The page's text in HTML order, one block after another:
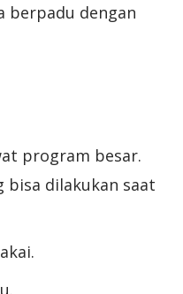
berpadu dengan
program besar.
bisa dilakukan saat